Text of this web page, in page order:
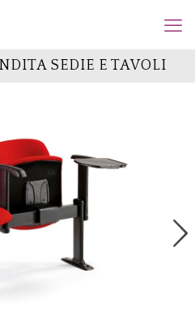
SEDIE E TAVOLI